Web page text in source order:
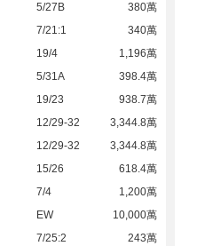
5/27B
380萬
7/21:1
340萬
19/4
1,196萬
5/31A
398.4萬
19/23
938.7萬
12/29-32
3,344.8萬
12/29-32
3,344.8萬
15/26
618.4萬
7/4
1,200萬
EW
10,000萬
7/25:2
243萬